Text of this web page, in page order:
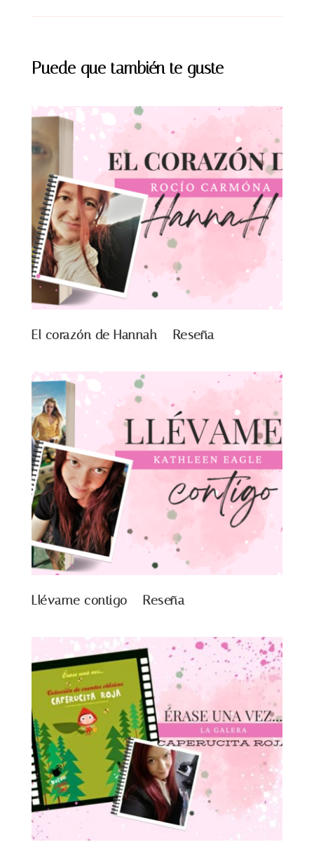
Puede que también te guste
El corazón de Hannah – Reseña
Llévame contigo – Reseña